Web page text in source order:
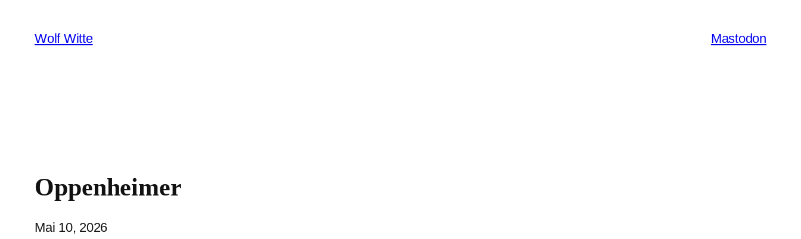
Inhalt
springen
Wolf Witte Mastodon
Oppenheimer
Mai 10, 2026